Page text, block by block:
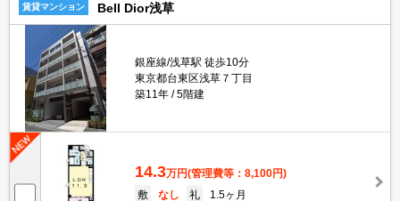
賃貸マンション Bell Dior浅草
銀座線/浅草駅 徒歩10分
東京都台東区浅草７丁目
築11年
5階建
14.3万円(管理費等：8,100円)
敷
なし 礼
1.5ヶ月